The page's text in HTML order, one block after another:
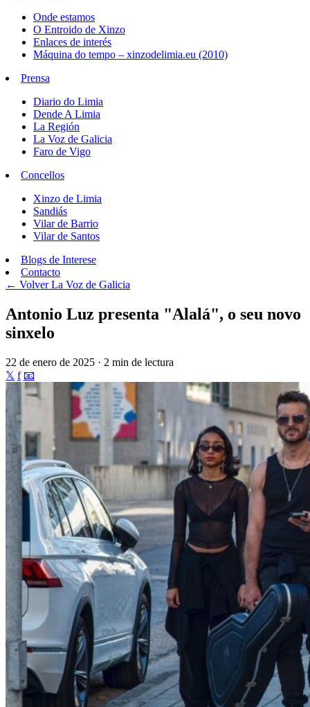
Onde estamos
O Entroido de Xinzo
Enlaces de interés
Máquina do tempo – xinzodelimia.eu (2010)
Prensa
Diario do Limia
Dende A Limia
La Región
La Voz de Galicia
Faro de Vigo
Concellos
Xinzo de Limia
Sandiás
Vilar de Barrio
Vilar de Santos
Blogs de Interese
Contacto
← VolverLa Voz de Galicia
Antonio Luz presenta "Alalá", o seu novo
sinxelo
22 de enero de 2025 · 2 min de lectura
𝕏 f 📧